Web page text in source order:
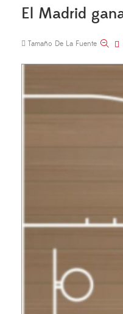
El Madrid
Tamaño De La Fuente